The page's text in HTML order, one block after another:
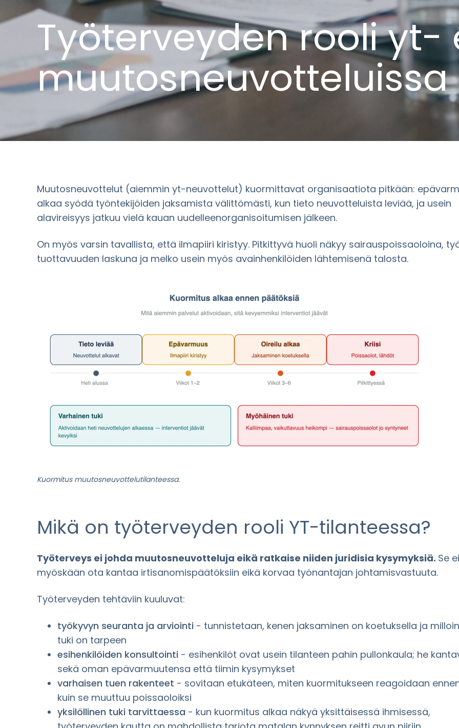
Työterveyden rooli yt-
muutosneuvotteluissa
Muutosneuvottelut (aiemmin yt-neuvottelut) kuormittavat organisaatiota pitkään:
alkaa syödä työntekijöiden jaksamista välittömästi, kun tieto neuvotteluista leviää, ja usein
alavireisyys jatkuu vielä kauan uudelleenorganisoitumisen jälkeen.
On myös varsin tavallista, että ilmapiiri kiristyy. Pitkittyvä huoli näkyy sairauspoissaoloina,
tuottavuuden laskuna ja melko usein myös avainhenkilöiden lähtemisenä talosta.
Kuormitus muutosneuvottelutilanteessa.
Mikä on työterveyden rooli YT-tilanteessa?
Työterveys ei johda muutosneuvotteluja eikä ratkaise niiden juridisia kysymyksiä. Se ei
myöskään ota kantaa irtisanomispäätöksiin eikä korvaa työnantajan johtamisvastuuta.
Työterveyden tehtäviin kuuluvat:
työkyvyn seuranta ja arviointi - tunnistetaan, kenen jaksaminen on koetuksella ja milloin
tuki on tarpeen
esihenkilöiden konsultointi - esihenkilöt ovat usein tilanteen pahin pullonkaula; he
sekä oman epävarmuutensa että tiimin kysymykset
varhaisen tuen rakenteet - sovitaan etukäteen, miten kuormitukseen reagoidaan
kuin se muuttuu poissaoloiksi
yksilöllinen tuki tarvittaessa - kun kuormitus alkaa näkyä yksittäisessä ihmisessä,